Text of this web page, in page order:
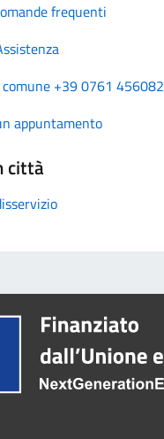
frequenti
+39 0761 456082
appuntamento
città